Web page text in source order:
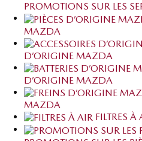
PROMOTIONS SUR LES
MAZDA
D’ORIGINE MAZDA
D’ORIGINE MAZDA
MAZDA
FILTRES À